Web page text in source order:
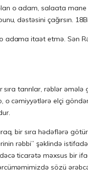
o adam, salaata
dəstəsini çağırsın.
itaət etmə. Sən
tanrılar, rəblər əmələ
cəmiyyətlərə elçi
bir sıra hədəflərə
rəbbi” şəklində
ticarətə məxsus bir
sözü